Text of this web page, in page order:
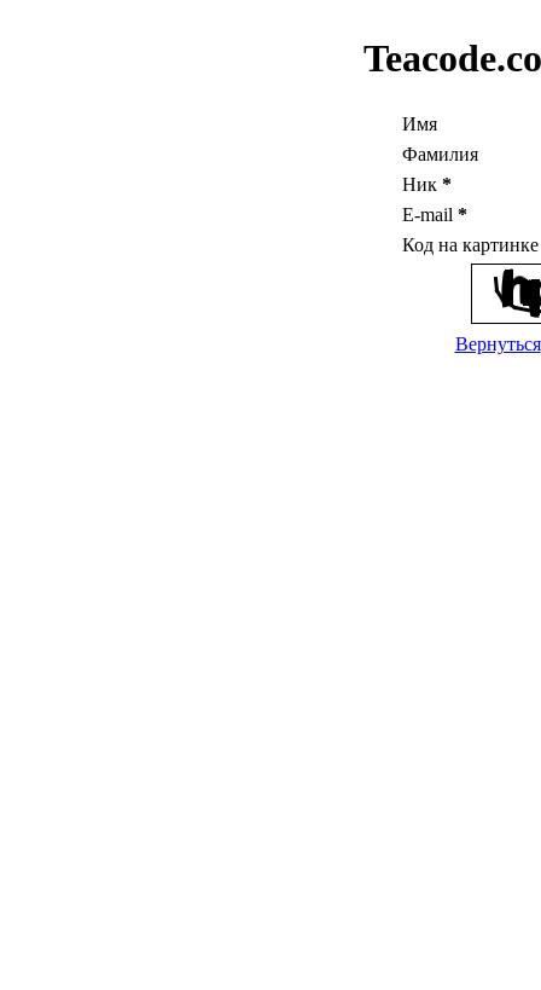
Имя
Фамилия
Ник *
E-mail *
Код на
Вернуться